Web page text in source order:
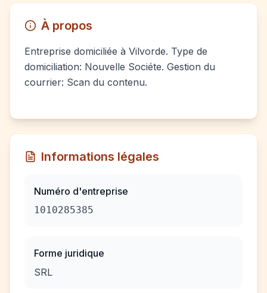
À propos
Entreprise domiciliée à Vilvorde. Type de
domiciliation: Nouvelle Sociéte. Gestion du
courrier: Scan du contenu.
Informations légales
Numéro d'entreprise
1010285385
Forme juridique
SRL